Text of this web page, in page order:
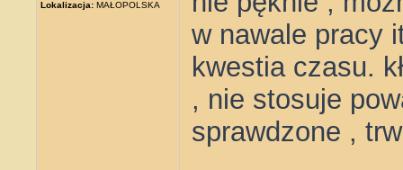
Lokalizacja: MAŁOPOLSKA
w nawale pracy
kwestia czasu.
, nie stosuje
sprawdzone ,